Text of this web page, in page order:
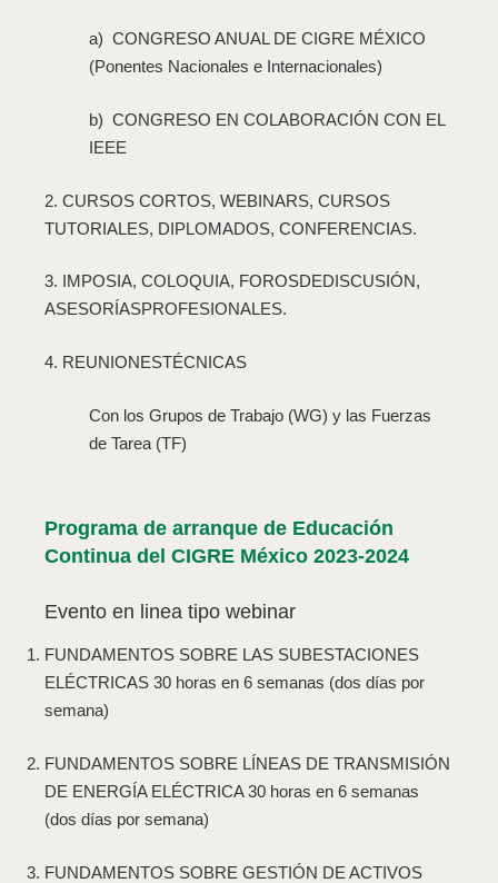
a) CONGRESO ANUAL DE CIGRE MÉXICO
(Ponentes Nacionales e Internacionales)
b) CONGRESO EN COLABORACIÓN CON EL
IEEE
2. CURSOS CORTOS, WEBINARS, CURSOS
TUTORIALES, DIPLOMADOS, CONFERENCIAS.
3. IMPOSIA, COLOQUIA, FOROSDEDISCUSIÓN,
ASESORÍASPROFESIONALES.
4. REUNIONESTÉCNICAS
Con los Grupos de Trabajo (WG) y las Fuerzas
de Tarea (TF)
Programa de arranque de Educación
Continua del CIGRE México 2023-2024
Evento en linea tipo webinar
FUNDAMENTOS SOBRE LAS SUBESTACIONES
ELÉCTRICAS 30 horas en 6 semanas (dos días por
semana)
FUNDAMENTOS SOBRE LÍNEAS DE TRANSMISIÓN
DE ENERGÍA ELÉCTRICA 30 horas en 6 semanas
(dos días por semana)
FUNDAMENTOS SOBRE GESTIÓN DE ACTIVOS